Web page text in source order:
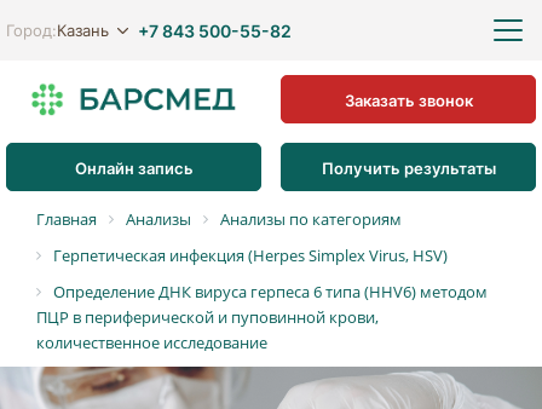
Город:Казань +7 843 500-55-82
Онлайн запись Получить результаты
Заказать звонок
Главная Анализы
Анализы по категориям
Герпетическая инфекция (Herpes Simplex Virus, HSV)
Определение ДНК вируса герпеса 6 типа (HHV6) методом
ПЦР в периферической и пуповинной крови,
количественное исследование